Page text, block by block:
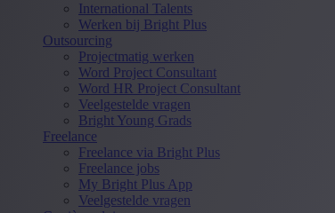
International Talents
Werken bij Bright Plus
Outsourcing
Projectmatig werken
Word Project Consultant
Word HR Project Consultant
Veelgestelde vragen
Bright Young Grads
Freelance
Freelance via Bright Plus
Freelance jobs
My Bright Plus App
Veelgestelde vragen